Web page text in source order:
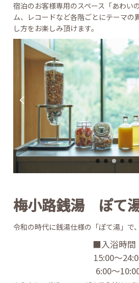
宿泊のお客様専用のスペース「あわい
ム、レコードなど各階ごとにテーマの
し方をお楽しみ頂けます。
梅小路銭湯 ぽて
令和の時代に銭湯仕様の「ぽて湯」で
■入浴時間
15:00～
6:00～